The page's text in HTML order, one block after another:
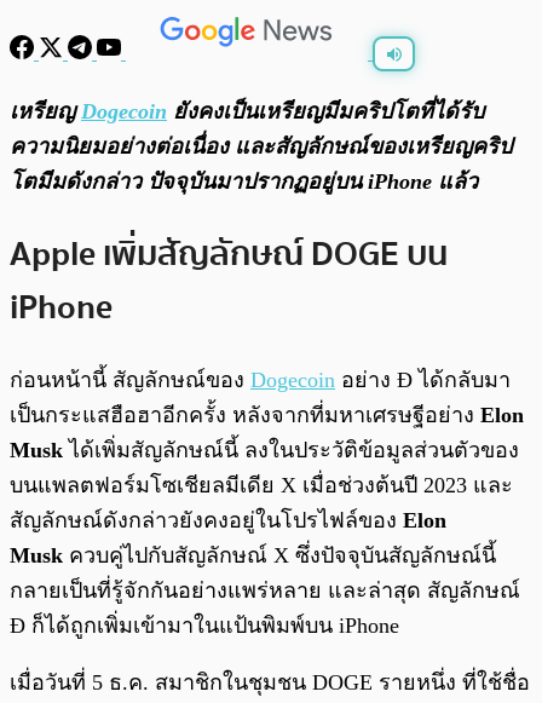
0:00/0:00
เหรียญDogecoin ยังคงเป็นเหรียญมีมคริปโตที่ได้รับ
ความนิยมอย่างต่อเนื่อง และสัญลักษณ์ของเหรียญคริป
โตมีมดังกล่าว ปัจจุบันมาปรากฏอยู่บน iPhone แล้ว
Apple เพิ่มสัญลักษณ์ DOGE บน
iPhone
ก่อนหน้านี้ สัญลักษณ์ของ Dogecoin อย่าง Ð ได้กลับมา
เป็นกระแสฮือฮาอีกครั้ง หลังจากที่มหาเศรษฐีอย่าง Elon
Musk ได้เพิ่มสัญลักษณ์นี้ ลงในประวัติข้อมูลส่วนตัวของ
บนแพลตฟอร์มโซเชียลมีเดีย X เมื่อช่วงต้นปี 2023 และ
สัญลักษณ์ดังกล่าวยังคงอยู่ในโปรไฟล์ของ Elon
Musk ควบคู่ไปกับสัญลักษณ์ X ซึ่งปัจจุบันสัญลักษณ์นี้
กลายเป็นที่รู้จักกันอย่างแพร่หลาย และล่าสุด สัญลักษณ์
Ð ก็ได้ถูกเพิ่มเข้ามาในแป้นพิมพ์บน iPhone
เมื่อวันที่ 5 ธ.ค. สมาชิกในชุมชน DOGE รายหนึ่ง ที่ใช้ชื่อ